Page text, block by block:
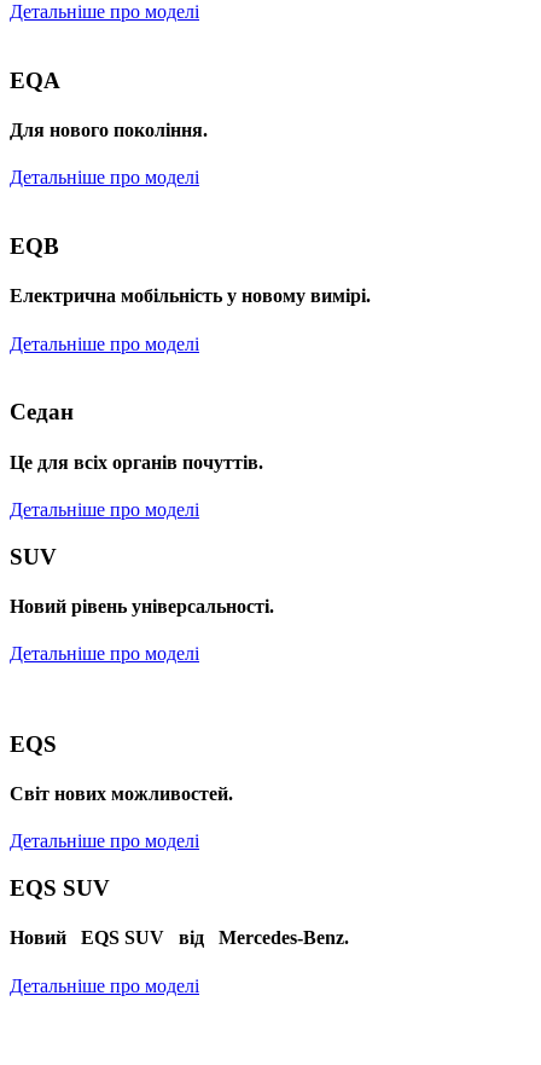
Детальніше про моделі
EQA
Для нового покоління.
Детальніше про моделі
EQB
Електрична мобільність у новому вимірі.
Детальніше про моделі
Седан
Це для всіх органів почуттів.
Детальніше про моделі
SUV
Новий рівень універсальності.
Детальніше про моделі
EQS
Cвіт нових можливостей.
Детальніше про моделі
EQS SUV
Новий EQS SUV від Mercedes-Benz.
Детальніше про моделі